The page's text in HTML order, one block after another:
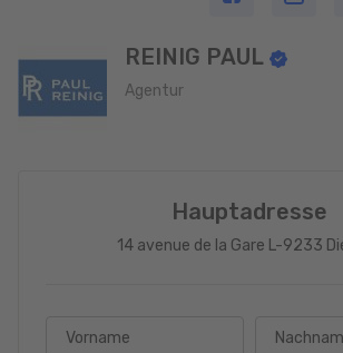
REINIG PAUL
Agentur
Hauptadresse
14 avenue de la Gare L-9233
Vorname